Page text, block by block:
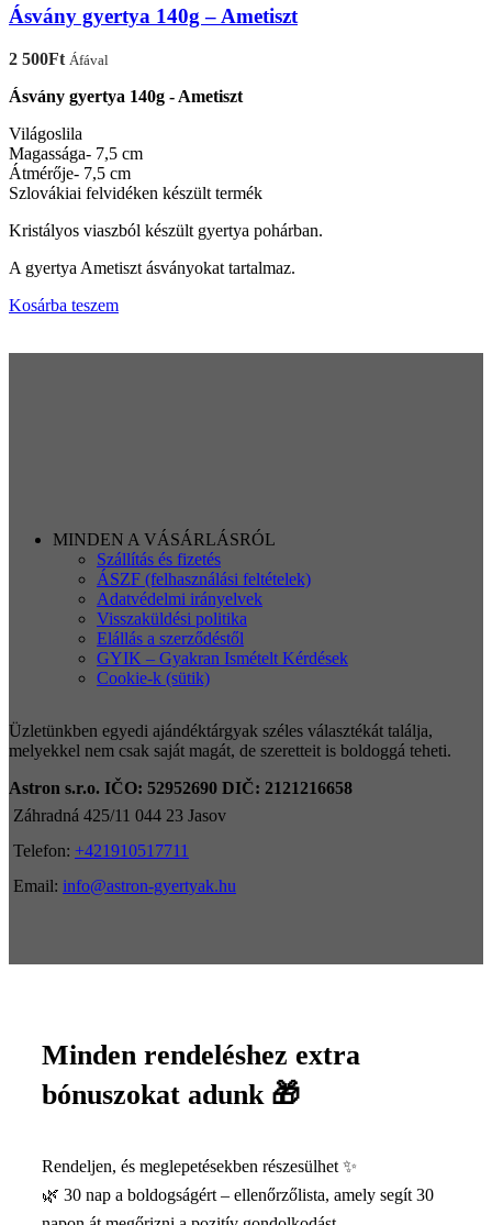
Ásvány gyertya 140g – Ametiszt
2 500Ft Áfával
Ásvány gyertya 140g - Ametiszt
Világoslila
Magassága- 7,5 cm
Átmérője- 7,5 cm
Szlovákiai felvidéken készült termék
Kristályos viaszból készült gyertya pohárban.
A gyertya Ametiszt ásványokat tartalmaz.
Kosárba teszem
MINDEN A VÁSÁRLÁSRÓL
Szállítás és fizetés
ÁSZF (felhasználási feltételek)
Adatvédelmi irányelvek
Visszaküldési politika
Elállás a szerződéstől
GYIK – Gyakran Ismételt Kérdések
Cookie-k (sütik)
Üzletünkben egyedi ajándéktárgyak széles választékát találja,
melyekkel nem csak saját magát, de szeretteit is boldoggá teheti.
Astron s.r.o. IČO: 52952690 DIČ: 2121216658
Záhradná 425/11 044 23 Jasov
Telefon: +421910517711
Email: info@astron-gyertyak.hu
Minden rendeléshez extra
bónuszokat adunk 🎁
Rendeljen, és meglepetésekben részesülhet ✨
🌿 30 nap a boldogságért – ellenőrzőlista, amely segít 30